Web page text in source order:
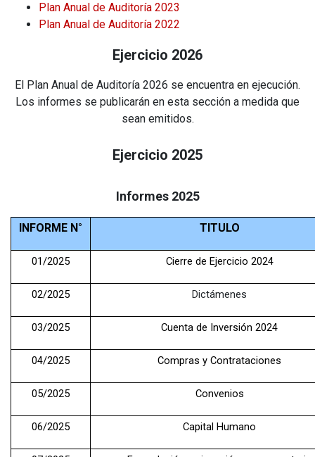
Plan Anual de Auditoría 2023
Plan Anual de Auditoría 2022
Ejercicio 2026
El Plan Anual de Auditoría 2026 se encuentra en ejecución.
Los informes se publicarán en esta sección a medida que
sean emitidos.
Ejercicio 2025
Informes 2025
INFORME N° TITULO
01/2025 Cierre de Ejercicio 2024
02/2025 Dictámenes
03/2025 Cuenta de Inversión 2024
04/2025 Compras y Contrataciones
05/2025 Convenios
06/2025 Capital Humano